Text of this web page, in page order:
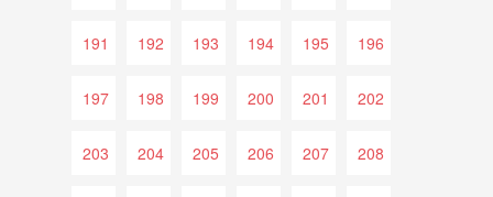
191 192 193 194 195 196
197 198 199 200 201 202
203 204 205 206 207 208